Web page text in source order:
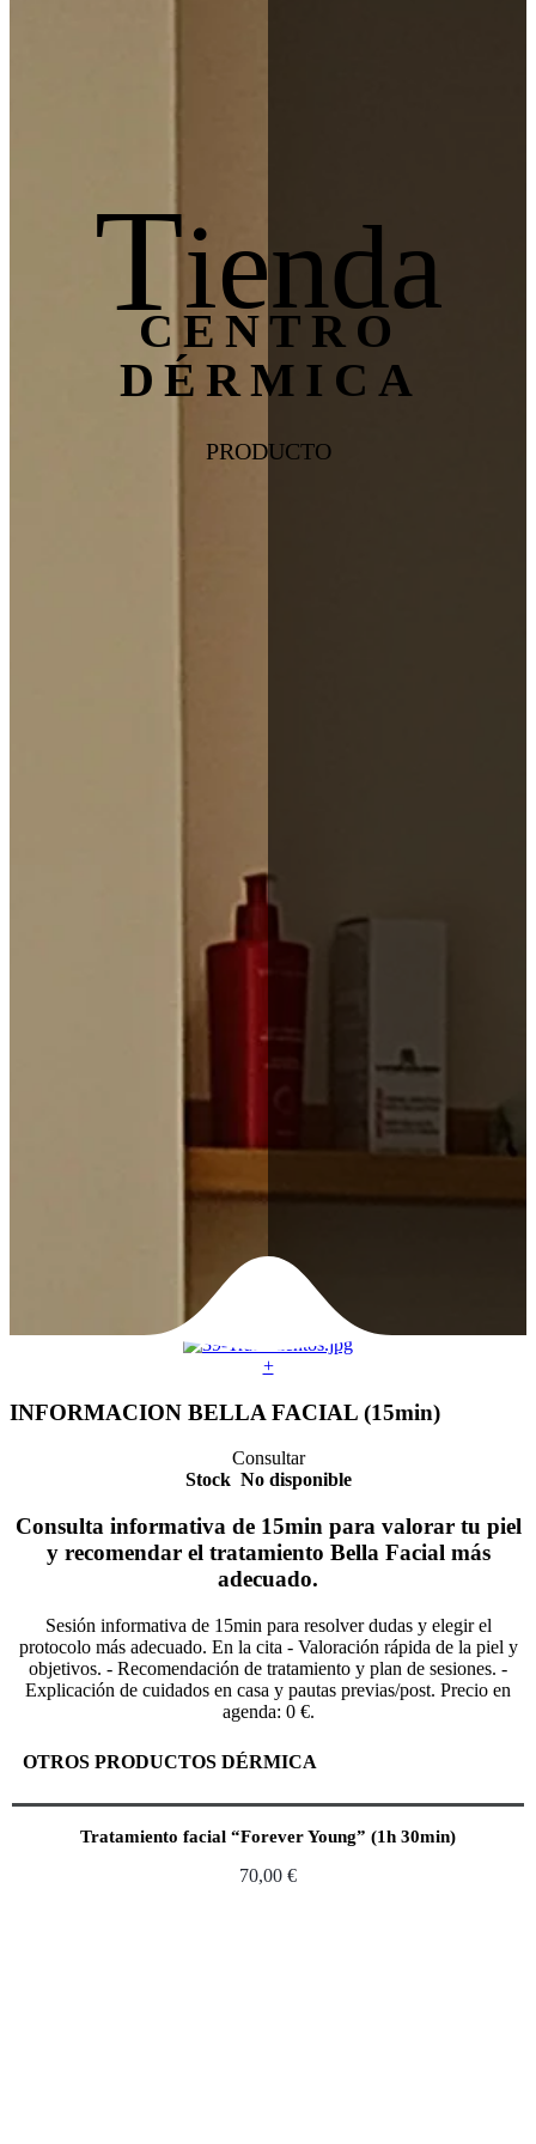
Tienda
CENTRO
DÉRMICA
PRODUCTO
+
INFORMACION BELLA FACIAL (15min)
Consultar
Stock No disponible
Consulta informativa de 15min para valorar tu piel
y recomendar el tratamiento Bella Facial más
adecuado.
Sesión informativa de 15min para resolver dudas y elegir el
protocolo más adecuado. En la cita - Valoración rápida de la piel y
objetivos. - Recomendación de tratamiento y plan de sesiones. -
Explicación de cuidados en casa y pautas previas/post. Precio en
agenda: 0 €.
OTROS PRODUCTOS DÉRMICA
Tratamiento facial “Forever Young” (1h 30min)
70,00 €